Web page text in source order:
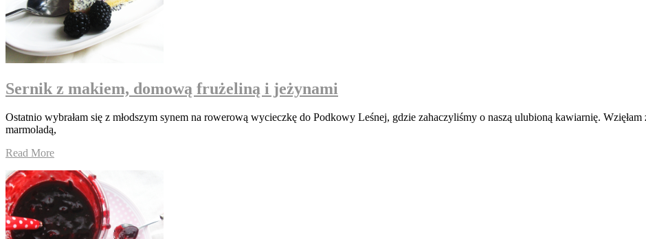
Sernik z makiem, domową frużeliną i jeżynami
Ostatnio wybrałam się z młodszym synem na rowerową wycieczkę do Podkowy Leśnej, gdzie zahaczyliśmy o naszą ulubioną kawiarnię.
marmoladą,
Read More